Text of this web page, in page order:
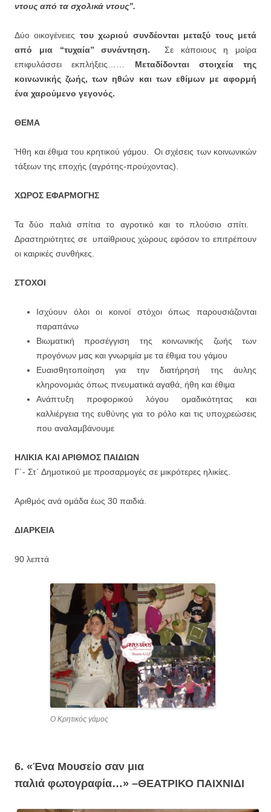
ντους από τα σχολικά ντους”.
Δύο οικογένειες του χωριού συνδέονται μεταξύ τους μετά
από μια “τυχαία” συνάντηση. Σε κάποιους η μοίρα
επιφυλάσσει εκπλήξεις…… Μεταδίδονται στοιχεία της
κοινωνικής ζωής, των ηθών και των εθίμων με αφορμή
ένα χαρούμενο γεγονός.
ΘΕΜΑ
Ήθη και έθιμα του κρητικού γάμου. Οι σχέσεις των κοινωνικών
τάξεων της εποχής (αγρότης-προύχοντας).
ΧΩΡΟΣ ΕΦΑΡΜΟΓΗΣ
Τα δύο παλιά σπίτια το αγροτικό και το πλούσιο σπίτι.
Δραστηριότητες σε υπαίθριους χώρους εφόσον το επιτρέπουν
οι καιρικές συνθήκες.
ΣΤΟΧΟΙ
Ισχύουν όλοι οι κοινοί στόχοι όπως παρουσιάζονται
παραπάνω
Βιωματική προσέγγιση της κοινωνικής ζωής των
προγόνων μας και γνωριμία με τα έθιμα του γάμου
Ευαισθητοποίηση για την διατήρησή της άυλης
κληρονομιάς όπως πνευματικά αγαθά, ήθη και έθιμα
Ανάπτυξη προφορικού λόγου ομαδικότητας και
καλλιέργεια της ευθύνης για το ρόλο και τις υποχρεώσεις
που αναλαμβάνουμε
ΗΛΙΚΙΑ ΚΑΙ ΑΡΙΘΜΟΣ ΠΑΙΔΙΩΝ
Γ΄- Στ΄ Δημοτικού με προσαρμογές σε μικρότερες ηλικίες.
Αριθμός ανά ομάδα έως 30 παιδιά.
ΔΙΑΡΚΕΙΑ
90 λεπτά
Ο Κρητικός γάμος
6. «Ένα Μουσείο σαν μια
παλιά φωτογραφία…» –ΘΕΑΤΡΙΚΟ ΠΑΙΧΝΙΔΙ